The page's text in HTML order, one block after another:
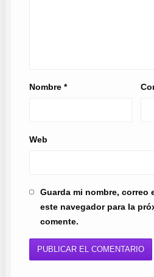
Nombre *
Web
Guarda mi nombre, correo
este navegador para la
comente.